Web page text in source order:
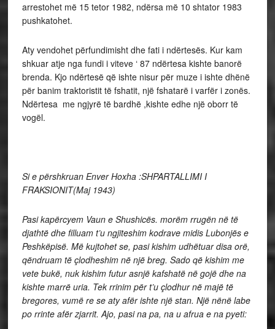
arrestohet më 15 tetor 1982, ndërsa më 10 shtator 1983
pushkatohet.
Aty vendohet përfundimisht dhe fati i ndërtesës. Kur kam
shkuar atje nga fundi i viteve ‘ 87 ndërtesa kishte banorë
brenda. Kjo ndërtesë që ishte nisur për muze i ishte dhënë
për banim traktoristit të fshatit, një fshatarë i varfër i zonës.
Ndërtesa me ngjyrë të bardhë ,kishte edhe një oborr të
vogël.
Si e përshkruan Enver Hoxha :SHPARTALLIMI I
FRAKSIONIT(Maj 1943)
Pasi kapërcyem Vaun e Shushicës. morëm rrugën në të
djathtë dhe filluam t’u ngjiteshim kodrave midis Lubonjës e
Peshkëpisë. Më kujtohet se, pasi kishim udhëtuar disa orë,
qëndruam të çlodheshim në një breg. Sado që kishim me
vete bukë, nuk kishim futur asnjë kafshatë në gojë dhe na
kishte marrë uria. Tek rrinim për t’u çlodhur në majë të
bregores, vumë re se aty afër ishte një stan. Një nënë labe
po rrinte afër zjarrit. Ajo, pasi na pa, na u afrua e na pyeti: